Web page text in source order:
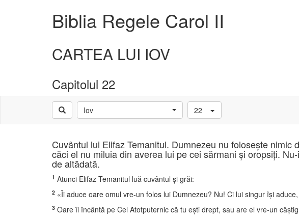
Biblia Regele Carol II
CARTEA LUI IOV
Capitolul 22
Iov 22
Cuvântul lui Elifaz Temanitul. Dumnezeu nu foloseşte
căci el nu miluia din averea lui pe cei sărmani şi oropsiţi.
de altădată.
1 Atunci Elifaz Temanitul luă cuvântul şi grăi:
2 «Îi aduce oare omul vre-un folos lui Dumnezeu? Nu! Ci lui singur îşi
3 Oare îl încântă pe Cel Atotputernic că tu eşti drept, sau are el vre-un